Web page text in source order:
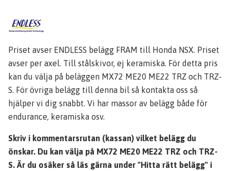
Priset avser ENDLESS belägg FRAM till Honda NSX. Priset
avser per axel. Till stålskivor, ej keramiska. För detta pris
kan du välja på beläggen MX72 ME20 ME22 TRZ och TRZ-
S. För övriga belägg till denna bil så kontakta oss så
hjälper vi dig snabbt. Vi har massor av belägg både för
endurance, keramiska osv.
Skriv i kommentarsrutan (kassan) vilket belägg du
önskar. Du kan välja på MX72 ME20 ME22 TRZ och TRZ-
S. Är du osäker så läs gärna under "Hitta rätt belägg" i